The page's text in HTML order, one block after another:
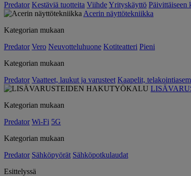
Predator Kestäviä tuotteita ViihdeYrityskäyttö Päivittäiseen
Acerin näyttötekniikka
Kategorian mukaan
Predator Vero Neuvotteluhuone Kotiteatteri Pieni
Kategorian mukaan
Predator Vaatteet, laukut ja varusteet Kaapelit,
Kategorian mukaan
Predator Wi-Fi 5G
Kategorian mukaan
Predator Sähköpyörät Sähköpotkulaudat
Esittelyssä